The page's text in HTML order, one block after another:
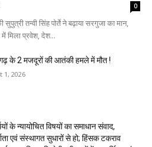
0
तन्वी सिंह पोर्ते ने बढ़ाया सरगुजा का मान,
मिला प्रवेश, देश...
के 2 मजदूरों की आतंकी हमले में मौत !
1, 2026
के न्यायोचित विषयों का समाधान संवाद,
एवं संस्थागत सुधारों से हो; हिंसक टकराव